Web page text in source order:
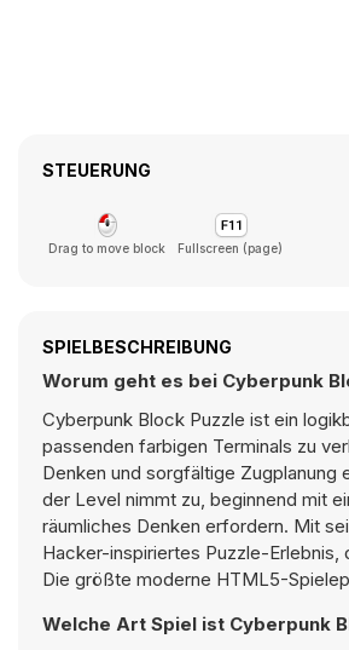
STEUERUNG
Drag to move block Fullscreen (page)
SPIELBESCHREIBUNG
Worum geht es bei Cyberpunk
Cyberpunk Block Puzzle ist ein
passenden farbigen Terminals zu
Denken und sorgfältige
der Level nimmt zu, beginnend mit
räumliches Denken erfordern. Mit
Hacker-inspiriertes Puzzle-
Die größte moderne HTML5-
Welche Art Spiel ist Cyberpunk